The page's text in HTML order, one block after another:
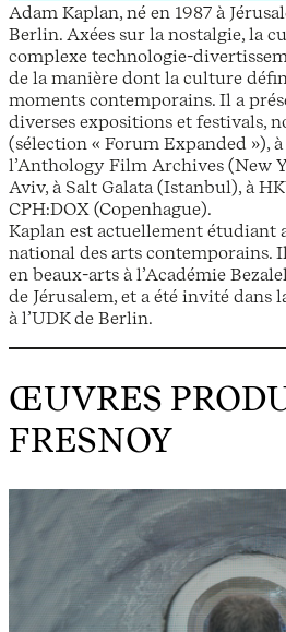
Adam Kaplan, né en 1987 à
Berlin. Axées sur la nostalgie, la
complexe technologie-
de la manière dont la culture
moments contemporains. Il a
diverses expositions et festivals,
(sélection « Forum Expanded »), à
l’Anthology Film Archives (New
Aviv, à Salt Galata (Istanbul), à
CPH:DOX (Copenhague).
Kaplan est actuellement étudiant
national des arts contemporains.
en beaux-arts à l’Académie
de Jérusalem, et a été invité dans
à l’UDK de Berlin.
ŒUVRES
FRESNOY